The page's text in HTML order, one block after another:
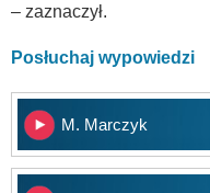
– zaznaczył.
Posłuchaj wypowiedzi
M. Marczyk